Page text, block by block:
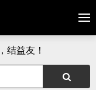
结益友！